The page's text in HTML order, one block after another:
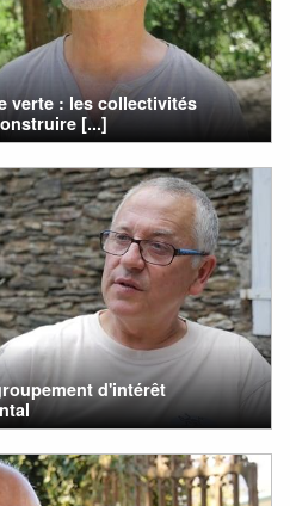
verte : les collectivités
[...]
d'intérêt